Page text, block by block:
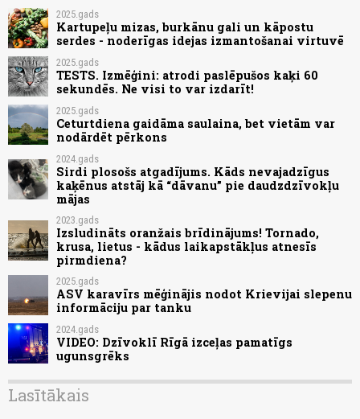
2025.gads
Kartupeļu mizas, burkānu gali un kāpostu
serdes - noderīgas idejas izmantošanai virtuvē
2025.gads
TESTS. Izmēģini: atrodi paslēpušos kaķi 60
sekundēs. Ne visi to var izdarīt!
2025.gads
Ceturtdiena gaidāma saulaina, bet vietām var
nodārdēt pērkons
2024.gads
Sirdi plosošs atgadījums. Kāds nevajadzīgus
kaķēnus atstāj kā “dāvanu” pie daudzdzīvokļu
mājas
2023.gads
Izsludināts oranžais brīdinājums! Tornado,
krusa, lietus - kādus laikapstākļus atnesīs
pirmdiena?
2025.gads
ASV karavīrs mēģinājis nodot Krievijai slepenu
informāciju par tanku
2024.gads
VIDEO: Dzīvoklī Rīgā izceļas pamatīgs
ugunsgrēks
Lasītākais